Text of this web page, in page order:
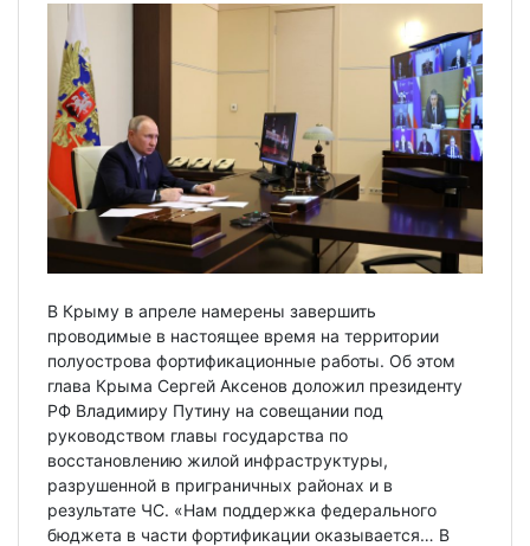
В Крыму в апреле намерены завершить
проводимые в настоящее время на территории
полуострова фортификационные работы. Об этом
глава Крыма Сергей Аксенов доложил президенту
РФ Владимиру Путину на совещании под
руководством главы государства по
восстановлению жилой инфраструктуры,
разрушенной в приграничных районах и в
результате ЧС. «Нам поддержка федерального
бюджета в части фортификации оказывается… В